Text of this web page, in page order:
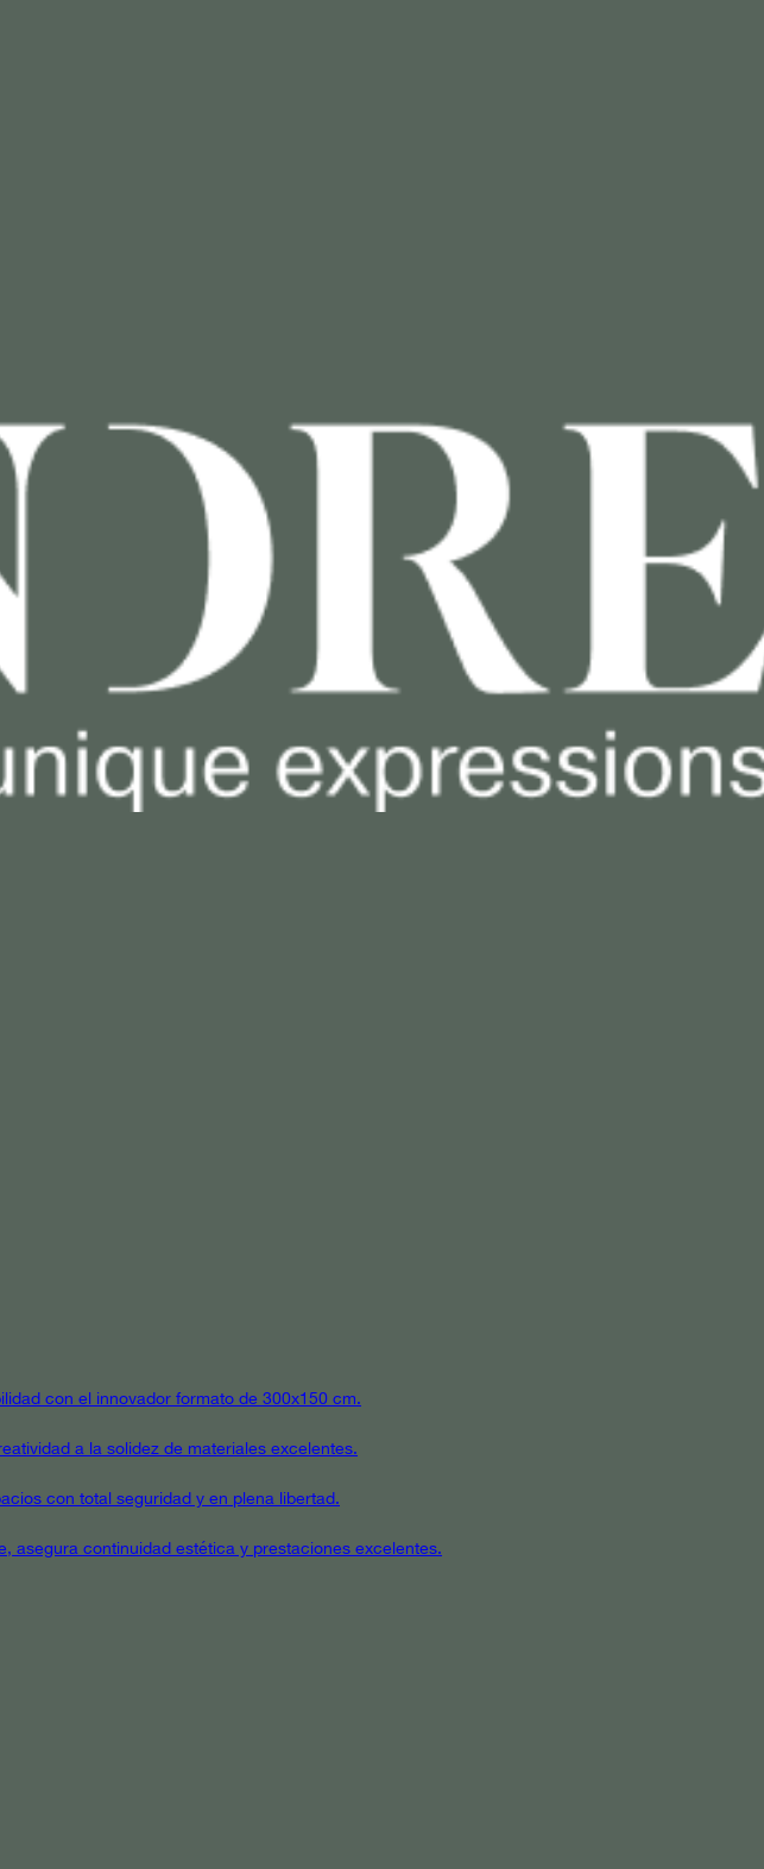
con el innovador formato de 300x150 cm.
a la solidez de materiales excelentes.
con total seguridad y en plena libertad.
asegura continuidad estética y prestaciones excelentes.